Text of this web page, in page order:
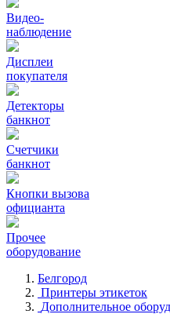
Видео‑
наблюдение
Дисплеи
покупателя
Детекторы
банкнот
Счетчики
банкнот
Кнопки вызова
официанта
Прочее
оборудование
Белгород
Принтеры этикеток
Дополнительное